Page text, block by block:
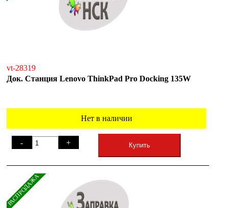
vt-28319
Док. Станция Lenovo ThinkPad Pro Docking 135W
Нет в наличии
- + Купить
РАСПРОДАЖА